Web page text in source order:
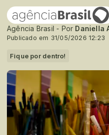
Agência Brasil - Por Daniella
Publicado em 31/05/2026 12:23
Fique por dentro!